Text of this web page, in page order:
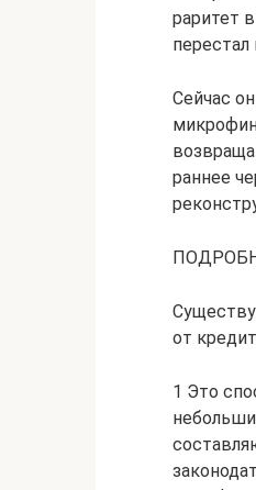
раритет
перестал
Сейчас
раннее
от
1 Это